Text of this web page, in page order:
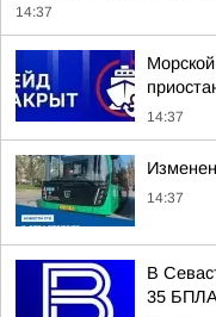
14:37
14:37
14:37
В
35